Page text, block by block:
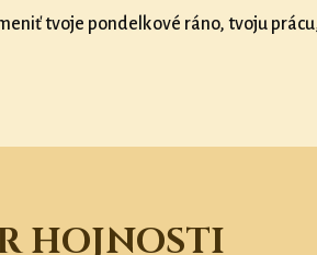
tvoje pondelkové ráno, tvoju
HOJNOSTI